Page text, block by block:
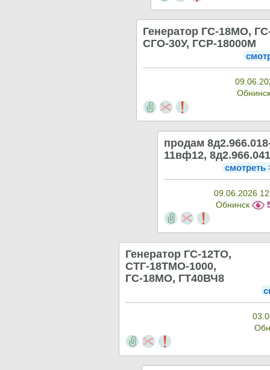
Генератор ГС-18МО,
СГО-30У, ГСР-18000М
продам
11вф12,
смотреть
09.06.2026
Обнинск
Генератор ГС-12ТО,
СТГ-18ТМО-1000,
ГС-18МО, ГТ40ВЧ8